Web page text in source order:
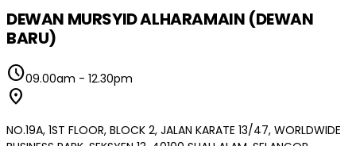
DEWAN MURSYID ALHARAMAIN (DEWAN
BARU)
schedule09.00am - 12.30pm
location_on
NO.19A, 1ST FLOOR, BLOCK 2, JALAN KARATE 13/47, WORLDWIDE